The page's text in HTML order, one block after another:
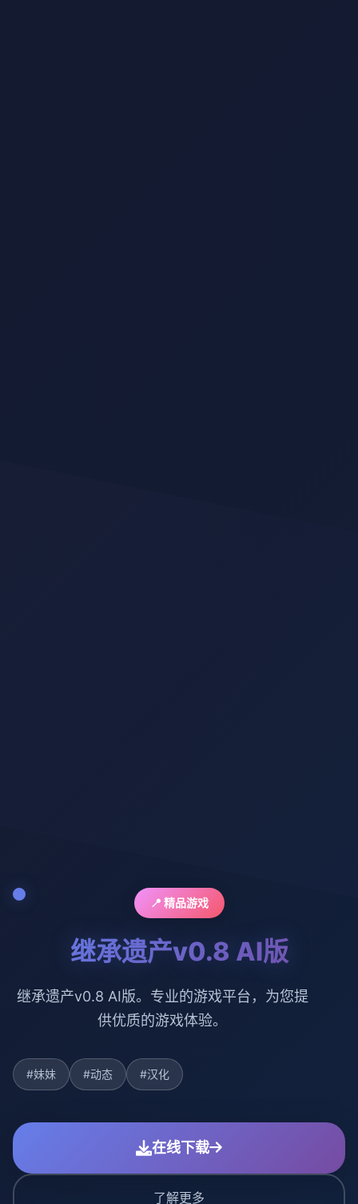
📍 精品游戏
继承遗产v0.8 AI版
继承遗产v0.8 AI版。专业的游戏平台，为您提
供优质的游戏体验。
#妹妹 #动态 #汉化
在线下载
了解更多